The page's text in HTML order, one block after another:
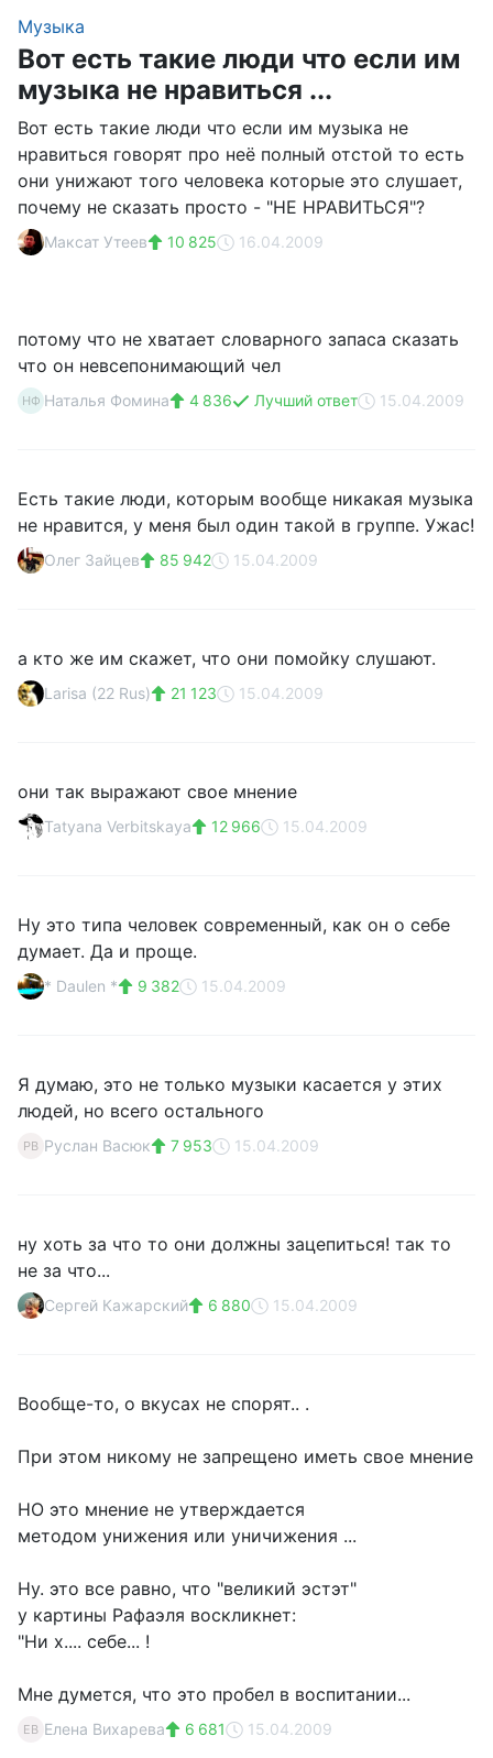
Музыка
Вот есть такие люди что если им
музыка не нравиться ...
Вот есть такие люди что если им музыка не
нравиться говорят про неё полный отстой то есть
они унижают того человека которые это слушает,
почему не сказать просто - "НЕ НРАВИТЬСЯ"?
Максат Утеев 10 825 16.04.2009
потому что не хватает словарного запаса сказать
что он невсепонимающий чел
НФ Наталья Фомина 4 836 Лучший ответ 15.04.2009
Есть такие люди, которым вообще никакая музыка
не нравится, у меня был один такой в группе. Ужас!
Олег Зайцев 85 942 15.04.2009
а кто же им скажет, что они помойку слушают.
Larisa (22 Rus) 21 123 15.04.2009
они так выражают свое мнение
Tatyana Verbitskaya 12 966 15.04.2009
Ну это типа человек современный, как он о себе
думает. Да и проще.
* Daulen * 9 382 15.04.2009
Я думаю, это не только музыки касается у этих
людей, но всего остального
РВ Руслан Васюк 7 953 15.04.2009
ну хоть за что то они должны зацепиться! так то
не за что...
Сергей Кажарский 6 880 15.04.2009
Вообще-то, о вкусах не спорят.. .
При этом никому не запрещено иметь свое мнение
НО это мнение не утверждается
методом унижения или уничижения ...
Ну. это все равно, что "великий эстэт"
у картины Рафаэля воскликнет:
"Ни х.... себе... !
Мне думется, что это пробел в воспитании...
ЕВ Елена Вихарева 6 681 15.04.2009